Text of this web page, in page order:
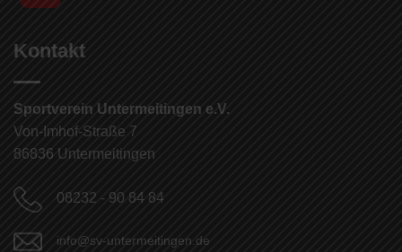
Kontakt
Sportverein Untermeitingen e.V.
Von-Imhof-Straße 7
86836 Untermeitingen
08232 - 90 84 84
info@sv-untermeitingen.de